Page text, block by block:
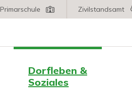
Primarschule Zivilstandsamt
Dorfleben &
Soziales